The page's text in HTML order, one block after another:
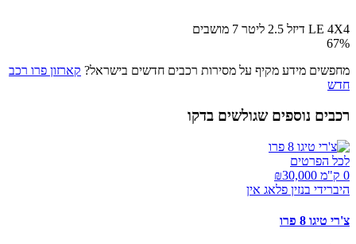
LE 4X4 דיזל 2.5 ליטר 7 מושבים
67%
מחפשים מידע מקיף על מסירות רכבים חדשים בישראל? קארזון פרו רכב
חדש
רכבים נוספים שגולשים בדקו
לכל הפרטים
0 ק"מ ₪
30,000
היברידי בנזין פלאג אין
צ'רי טיגו 8 פרו